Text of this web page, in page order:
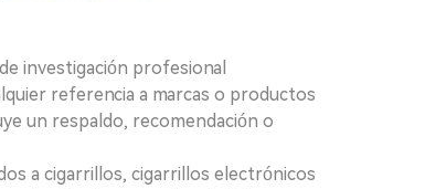
investigación profesional
referencia a marcas o productos
un respaldo, recomendación o
a cigarrillos, cigarrillos electrónicos